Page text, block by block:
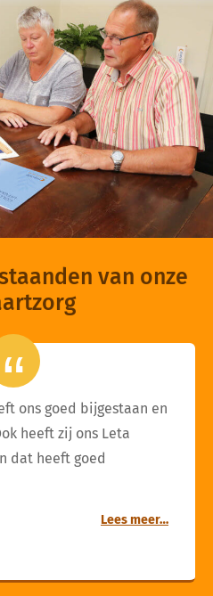
van onze
ons goed bijgestaan en
heeft zij ons Leta
dat heeft goed
Lees meer…